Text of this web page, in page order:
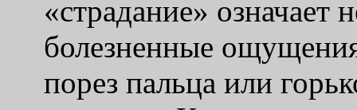
«страдание» означает
болезненные
порез пальца или